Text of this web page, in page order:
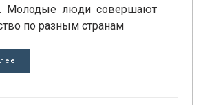
Молодые люди совершают
по разным странам